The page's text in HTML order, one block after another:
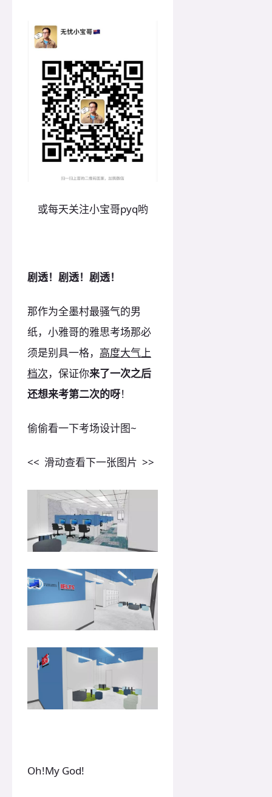
或每天关注小宝哥pyq哟
剧透！剧透！剧透！
那作为全墨村最骚气的男
纸，小雅哥的雅思考场那必
须是别具一格， 高度大气上
档次，保证你来了一次之后
还想来考第二次的呀！
偷偷看一下考场设计图~
<< 滑动查看下一张图片 >>
Oh!My God!